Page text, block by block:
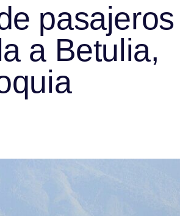
pasajeros
a Betulia,